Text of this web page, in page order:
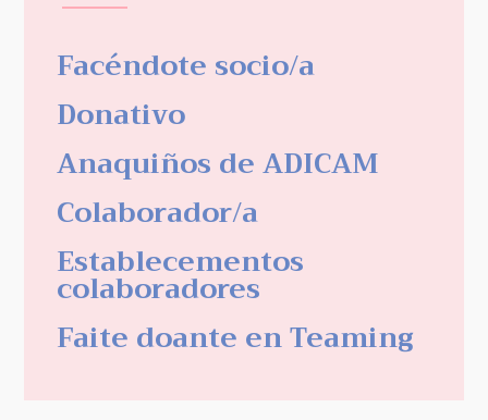
Facéndote socio/a
Donativo
Anaquiños de ADICAM
Colaborador/a
Establecementos
colaboradores
Faite doante en Teaming